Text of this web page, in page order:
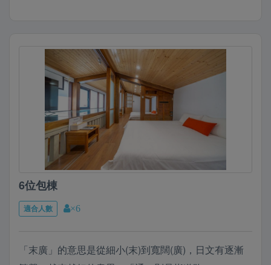
並在空間中融入林百貨的建築元素，希望將當時繁華的
意象帶入民宿，讓旅人感受府城貴族士紳的日常，並以
優雅的方式來品味台南。
有任何訂房相關問題也可以加我們的
LINE:@17phoenix 詢問唷！
6位包棟
適合人數 ×6
「末廣」的意思是從細小(末)到寬闊(廣)，日文有逐漸